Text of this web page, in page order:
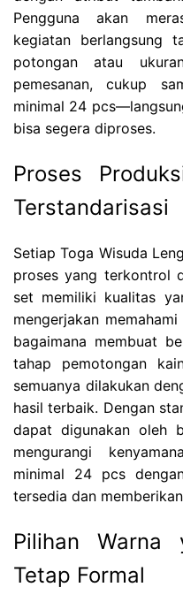
Pengguna akan
kegiatan berlangsung
potongan atau
pemesanan, cukup
minimal 24
bisa segera diproses.
Proses
Terstandarisasi
Setiap Toga Wisuda
proses yang terkontrol
set memiliki kualitas
mengerjakan
bagaimana membuat
tahap pemotongan
semuanya dilakukan
hasil terbaik. Dengan
dapat digunakan oleh
mengurangi
minimal 24 pcs
tersedia dan
Pilihan Warna
Tetap Formal